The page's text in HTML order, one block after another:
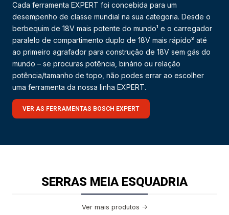
Cada ferramenta EXPERT foi concebida para um
desempenho de classe mundial na sua categoria. Desde o
berbequim de 18V mais potente do mundo¹ e o carregador
paralelo de compartimento duplo de 18V mais rápido³ até
ao primeiro agrafador para construção de 18V sem gás do
mundo – se procuras potência, binário ou relação
potência/tamanho de topo, não podes errar ao escolher
uma ferramenta da nossa linha EXPERT.
VER AS FERRAMENTAS BOSCH EXPERT
SERRAS MEIA ESQUADRIA
Ver mais produtos